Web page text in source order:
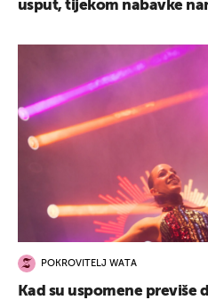
usput, tijekom nabavke
POKROVITELJ WATA
Kad su uspomene previše